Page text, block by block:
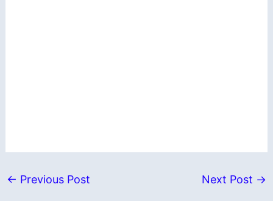
← Previous Post Next Post →